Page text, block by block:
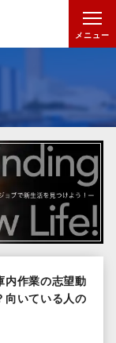
メニュー
内作業の志望動
向いている人の